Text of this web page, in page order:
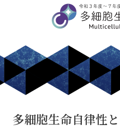
へ
ス
キ
ッ
ョ
ン
に
移
ョ
ン
に
移
多細胞生命自律性